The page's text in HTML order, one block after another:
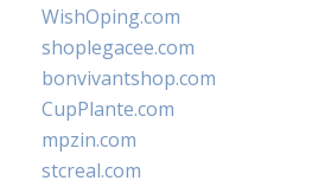
WishOping.com
shoplegacee.com
bonvivantshop.com
CupPlante.com
mpzin.com
stcreal.com